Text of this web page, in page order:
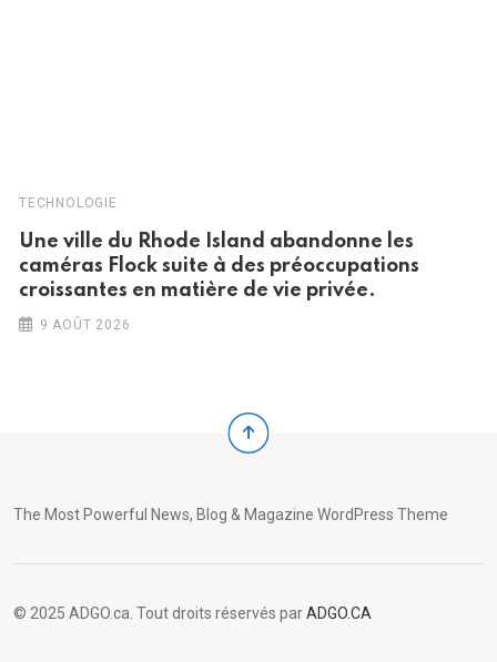
TECHNOLOGIE
Une ville du Rhode Island abandonne les
caméras Flock suite à des préoccupations
croissantes en matière de vie privée.
9 AOÛT 2026
The Most Powerful News, Blog & Magazine WordPress Theme
© 2025 ADGO.ca. Tout droits réservés parADGO.CA